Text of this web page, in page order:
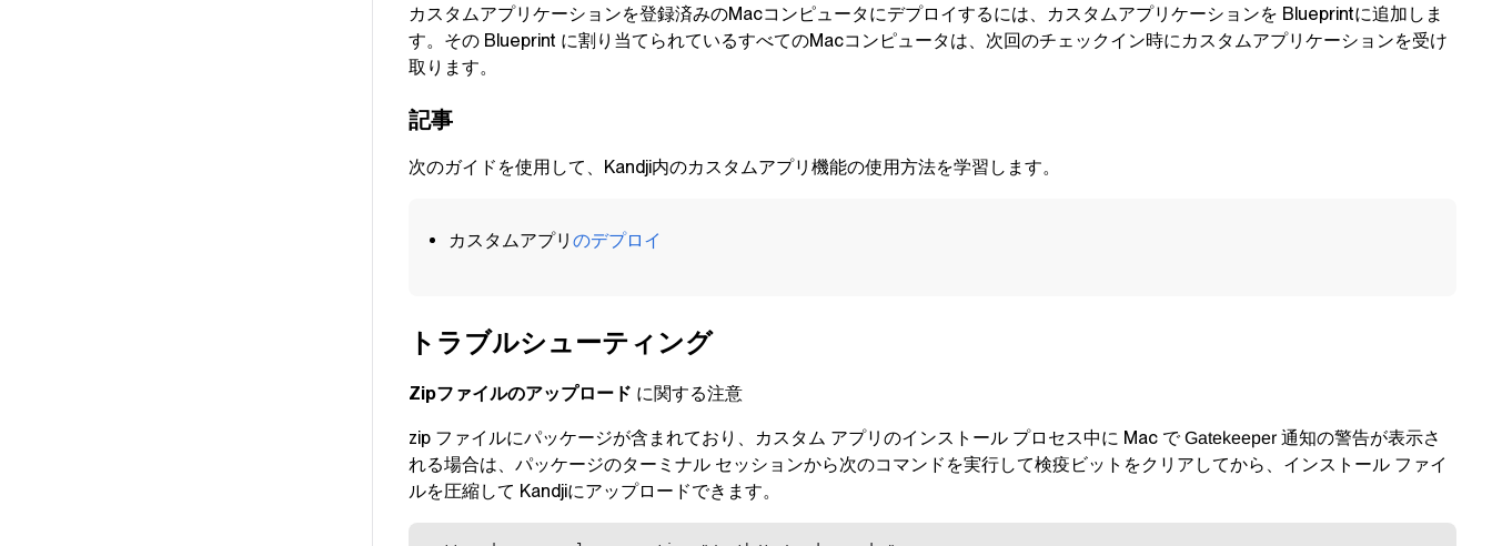
カスタムアプリケーションを登録済みのMacコンピュータにデプロイするには、カスタムアプリケーションを Blueprintに追加しま
す。その Blueprint に割り当てられているすべてのMacコンピュータは、次回のチェックイン時にカスタムアプリケーションを受け
取ります。
記事
次のガイドを使用して、 Kandji内のカスタムアプリ機能の使用方法を学習します。
カスタムアプリ のデプロイ
トラブルシューティング
Zipファイルのアップロード に関する注意
zip ファイルにパッケージが含まれており、カスタム アプリのインストール プロセス中に Mac でGatekeeper 通知の警告が表示さ
れる場合は、パッケージのターミナル セッションから次のコマンドを実行して検疫ビットをクリアしてから、インストール ファイ
ルを圧縮して Kandjiにアップロードできます。